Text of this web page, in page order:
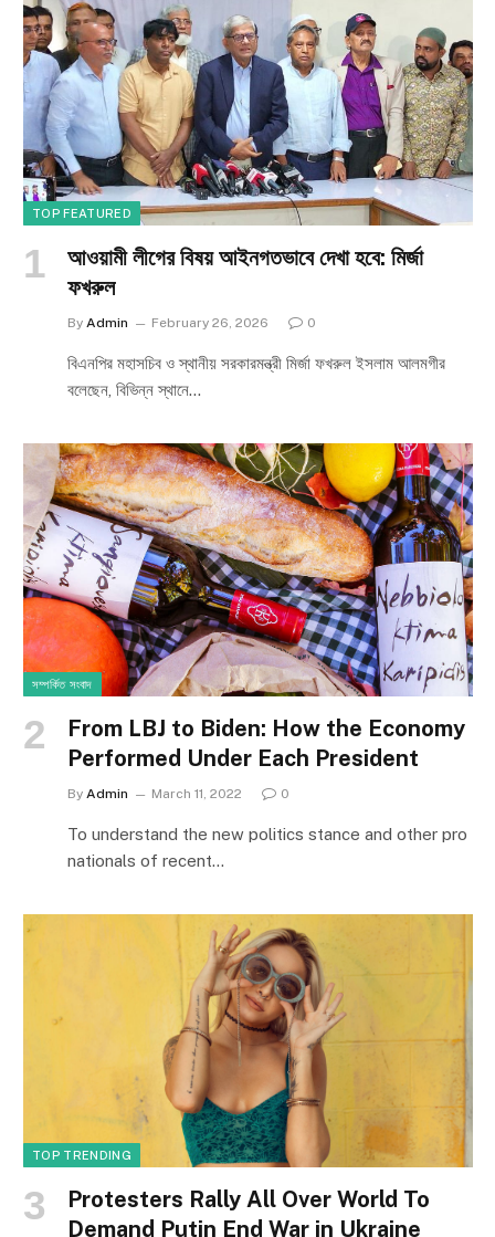
TOP FEATURED
আওয়ামী লীগের বিষয় আইনগতভাবে দেখা হবে: মির্জা
ফখরুল
By Admin February 26, 2026 0
বিএনপির মহাসচিব ও স্থানীয় সরকারমন্ত্রী মির্জা ফখরুল ইসলাম আলমগীর
বলেছেন, বিভিন্ন স্থানে…
সম্পর্কিত সংবাদ
From LBJ to Biden: How the Economy
Performed Under Each President
By Admin March 11, 2022 0
To understand the new politics stance and other pro
nationals of recent…
TOP TRENDING
Protesters Rally All Over World To
Demand Putin End War in Ukraine